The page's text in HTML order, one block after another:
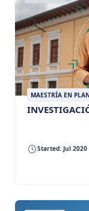
MAESTRÍA EN
Started: Jul 2020